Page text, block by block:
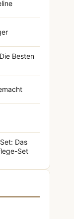
Besten
Das
Set